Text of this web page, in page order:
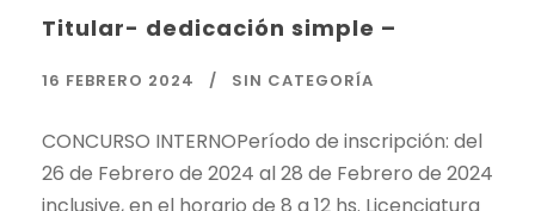
Titular- dedicación simple –
16 FEBRERO 2024 SIN CATEGORÍA
CONCURSO INTERNOPeríodo de inscripción: del
26 de Febrero de 2024 al 28 de Febrero de 2024